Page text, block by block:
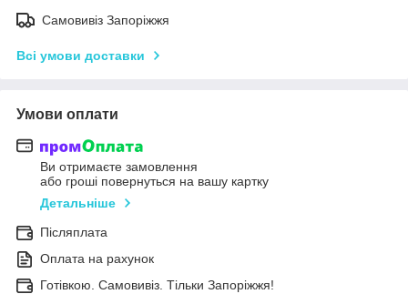
Самовивіз Запоріжжя
Всі умови доставки
Умови оплати
Ви отримаєте замовлення
або гроші повернуться на вашу картку
Детальніше
Післяплата
Оплата на рахунок
Готівкою. Самовивіз. Тільки Запоріжжя!